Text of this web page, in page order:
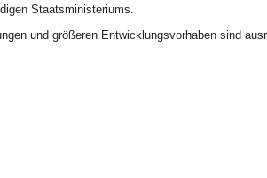
Staatsministeriums.
und größeren Entwicklungsvorhaben sind